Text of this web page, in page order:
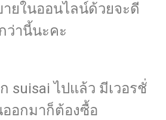
ยในออนไลน์ด้วยจะดี
ว่านี้นะคะ
suisai ไปแล้ว มีเวอรชั่
อกมาก็ต้องซื้อ